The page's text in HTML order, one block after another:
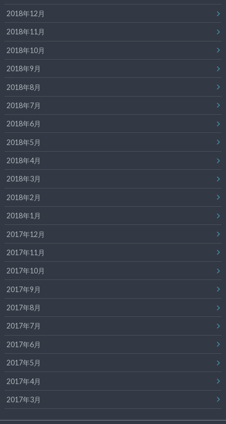
2018年12月
2018年11月
2018年10月
2018年9月
2018年8月
2018年7月
2018年6月
2018年5月
2018年4月
2018年3月
2018年2月
2018年1月
2017年12月
2017年11月
2017年10月
2017年9月
2017年8月
2017年7月
2017年6月
2017年5月
2017年4月
2017年3月